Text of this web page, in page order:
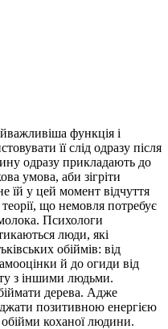
функція і
її слід одразу після
одразу прикладають до
умова, аби зігріти
їй у цей момент відчуття
що немовля потребує
Психологи
люди, які
обіймів: від
й до огиди від
з іншими людьми.
дерева. Адже
позитивною енергією
обійми коханої людини.